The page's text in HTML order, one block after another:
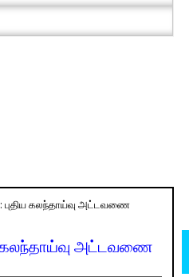
புதிய கலந்தாய்வு அட்டவணை
கலந்தாய்வு அட்டவணை